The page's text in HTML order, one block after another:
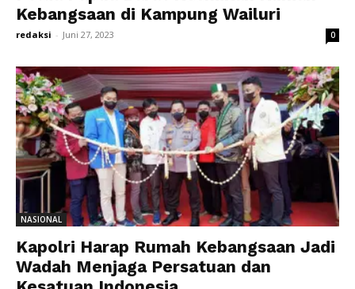
Kebangsaan di Kampung Wailuri
redaksi - Juni 27, 2023 0
NASIONAL
Kapolri Harap Rumah Kebangsaan Jadi
Wadah Menjaga Persatuan dan